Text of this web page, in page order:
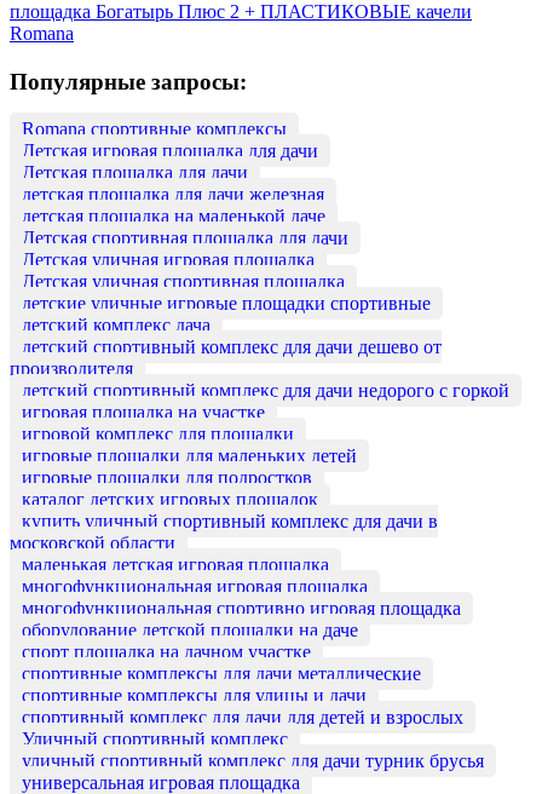
площадка Богатырь Плюс 2 + ПЛАСТИКОВЫЕ качели
Romana
Популярные запросы:
Romana спортивные комплексы
Детская игровая площадка для дачи
Детская площадка для дачи
детская площадка для дачи железная
детская площадка на маленькой даче
Детская спортивная площадка для дачи
Детская уличная игровая площадка
Детская уличная спортивная площадка
детские уличные игровые площадки спортивные
детский комплекс дача
детский спортивный комплекс для дачи дешево от
производителя
детский спортивный комплекс для дачи недорого с горкой
игровая площадка на участке
игровой комплекс для площадки
игровые площадки для маленьких детей
игровые площадки для подростков
каталог детских игровых площадок
купить уличный спортивный комплекс для дачи в
московской области
маленькая детская игровая площадка
многофункциональная игровая площадка
многофункциональная спортивно игровая площадка
оборудование детской площадки на даче
спорт площадка на дачном участке
спортивные комплексы для дачи металлические
спортивные комплексы для улицы и дачи
спортивный комплекс для дачи для детей и взрослых
Уличный спортивный комплекс
уличный спортивный комплекс для дачи турник брусья
универсальная игровая площадка